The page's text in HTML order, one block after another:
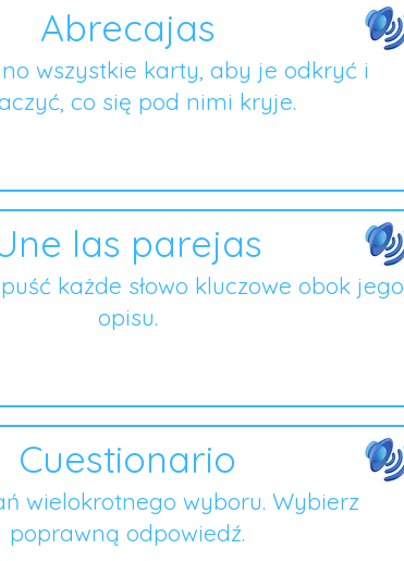
Abrecajas
wszystkie karty, aby je odkryć i
co się pod nimi kryje.
las parejas
każde słowo kluczowe obok jego
opisu.
Cuestionario
wielokrotnego wyboru. Wybierz
poprawną odpowiedź.